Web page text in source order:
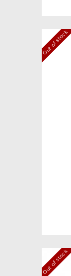
Out of stock
Out of stock